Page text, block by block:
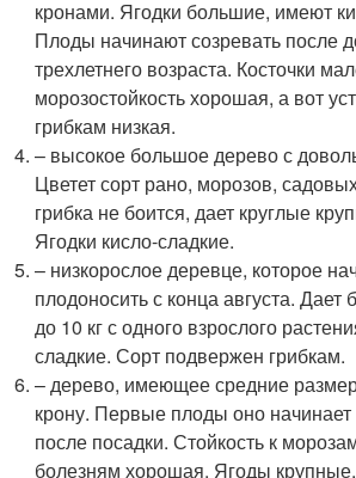
кронами. Ягодки большие, имеют
Плоды начинают созревать после
трехлетнего возраста. Косточки
морозостойкость хорошая, а вот
грибкам низкая.
– высокое большое дерево с
Цветет сорт рано, морозов,
грибка не боится, дает круглые
Ягодки кисло-сладкие.
– низкорослое деревце, которое
плодоносить с конца августа. Дает
до 10 кг с одного взрослого
сладкие. Сорт подвержен грибкам.
– дерево, имеющее средние
крону. Первые плоды оно начинает
после посадки. Стойкость к
болезням хорошая. Ягоды